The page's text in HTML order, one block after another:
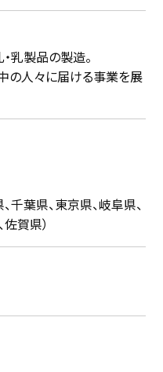
乳製品の製造。
の人々に届ける事業を展
千葉県、東京県、岐阜県、
賀県）